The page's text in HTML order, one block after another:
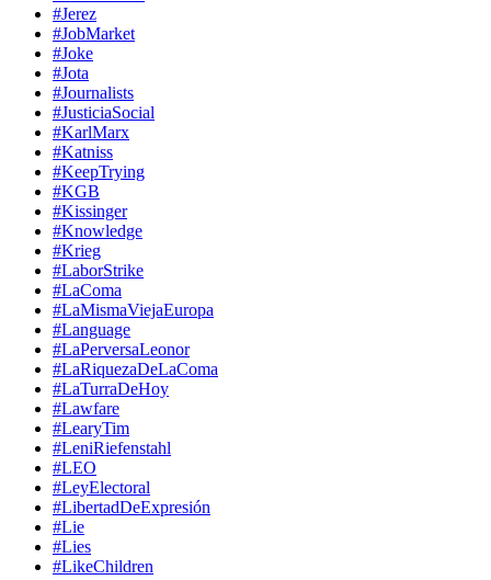
#Jerez
#JobMarket
#Joke
#Jota
#Journalists
#JusticiaSocial
#KarlMarx
#Katniss
#KeepTrying
#KGB
#Kissinger
#Knowledge
#Krieg
#LaborStrike
#LaComa
#LaMismaViejaEuropa
#Language
#LaPerversaLeonor
#LaRiquezaDeLaComa
#LaTurraDeHoy
#Lawfare
#LearyTim
#LeniRiefenstahl
#LEO
#LeyElectoral
#LibertadDeExpresión
#Lie
#Lies
#LikeChildren